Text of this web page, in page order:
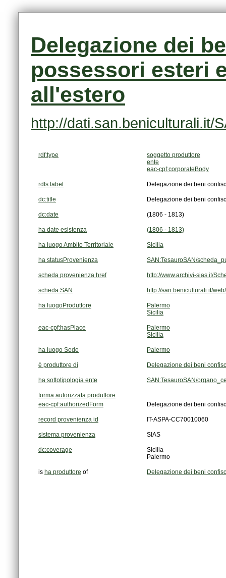
all'estero
http://dati.san.beniculturali.it/
rdf:type
soggetto produttore
ente
eac-cpf:corporateBody
rdfs:label Delegazione dei beni
dc:title Delegazione dei beni
dc:date (1806 - 1813)
ha date esistenza (1806 - 1813)
ha luogo Ambito Territoriale Sicilia
ha statusProvenienza SAN:TesauroSAN/
scheda provenienza href http://www.archivi-sias.it/
scheda SAN http://san.beniculturali.it/
ha luogoProduttore
Palermo
Sicilia
eac-cpf:hasPlace
Palermo
Sicilia
ha luogo Sede Palermo
è produttore di Delegazione dei beni
ha sottotipologia ente SAN:TesauroSAN/
forma autorizzata produttore
eac-cpf:authorizedForm
Delegazione dei beni
record provenienza id IT-ASPA-CC70010060
sistema provenienza SIAS
dc:coverage
Sicilia
Palermo
is ha produttore of Delegazione dei beni